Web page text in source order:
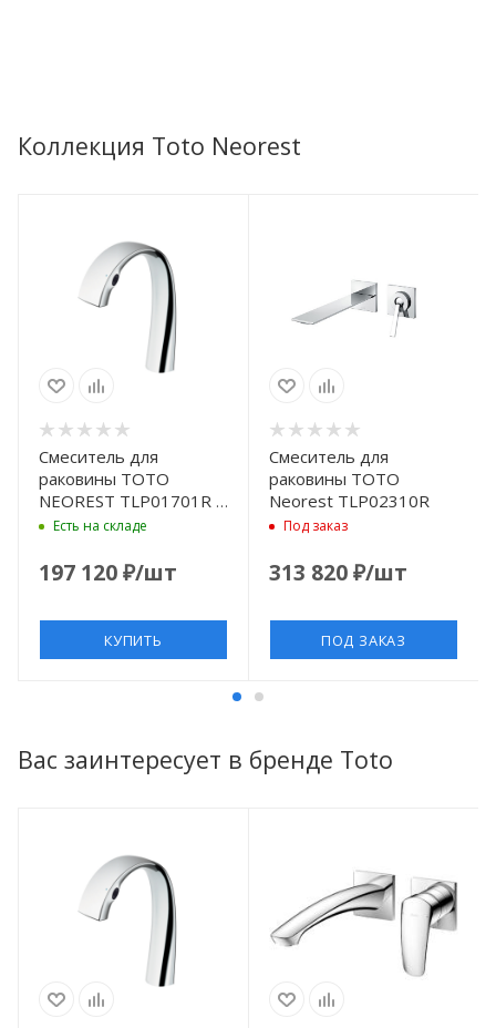
Коллекция Toto Neorest
Смеситель для
раковины TOTO
NEOREST TLP01701R ,
цвет: хром
Есть на складе
197 120₽/шт
КУПИТЬ
Смеситель для
раковины TOTO
Neorest TLP02310R
Под заказ
313 820₽/шт
ПОД ЗАКАЗ
Вас заинтересует в бренде Toto